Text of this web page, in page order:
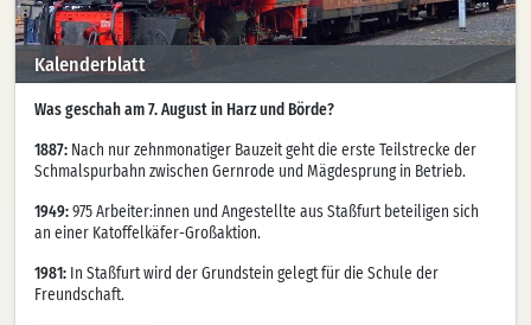
Kalenderblatt
Was geschah am 7. August in Harz und Börde?
1887: Nach nur zehnmonatiger Bauzeit geht die erste Teilstrecke der
Schmalspurbahn zwischen Gernrode und Mägdesprung in Betrieb.
1949: 975 Arbeiter:innen und Angestellte aus Staßfurt beteiligen sich
an einer Katoffelkäfer-Großaktion.
1981: In Staßfurt wird der Grundstein gelegt für die Schule der
Freundschaft.